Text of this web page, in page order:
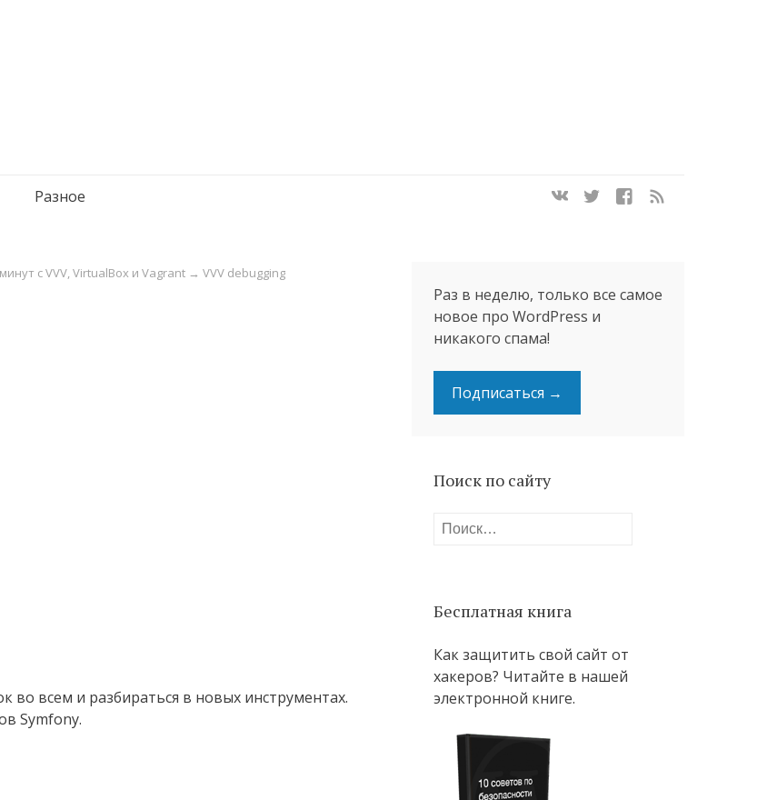
Разное
с VVV, VirtualBox и Vagrant → VVV debugging
во всем и разбираться в новых инструментах.
Symfony.
Раз в неделю, только все самое
новое про WordPress и
никакого спама!
Подписаться →
Поиск по сайту
Найти:
Бесплатная книга
Как защитить свой сайт от
хакеров? Читайте в нашей
электронной книге.